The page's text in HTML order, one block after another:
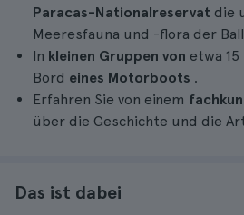
Paracas-Nationalreservat die
Meeresfauna und -flora der
In kleinen Gruppen von etwa 15
Bord eines Motorboots .
Erfahren Sie von einem
über die Geschichte und die
Das ist dabei